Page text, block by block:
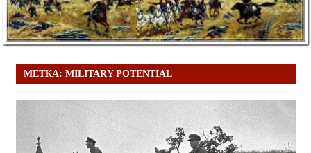
МЕТКА: MILITARY POTENTIAL